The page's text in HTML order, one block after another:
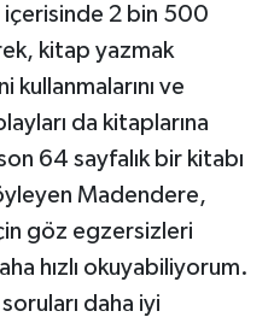
içerisinde 2 bin 500
kitap yazmak
ve
da kitaplarına
64 sayfalık bir kitabı
Madendere,
göz egzersizleri
hızlı okuyabiliyorum.
daha iyi